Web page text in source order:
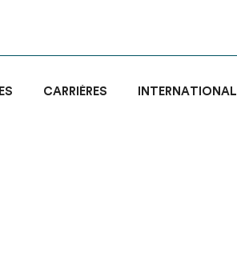
CARRIÈRES INTERNATIONAL